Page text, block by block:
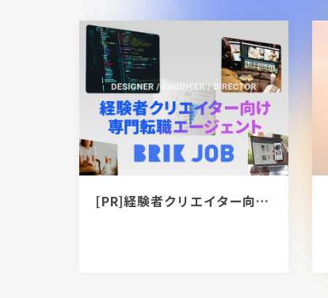
[PR]経験者クリエイター向け転職カウンセリング｜デザイナー / ディレクター / エンジニア